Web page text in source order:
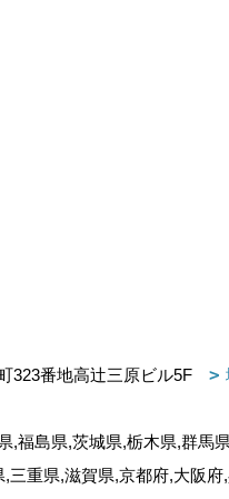
323番地高辻三原ビル5F
福島県,茨城県,栃木県,群馬
重県,滋賀県,京都府,大阪